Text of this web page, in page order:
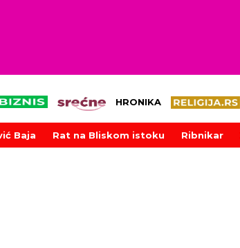
HRONIKA
Baja Rat na Bliskom istoku Ribnikar